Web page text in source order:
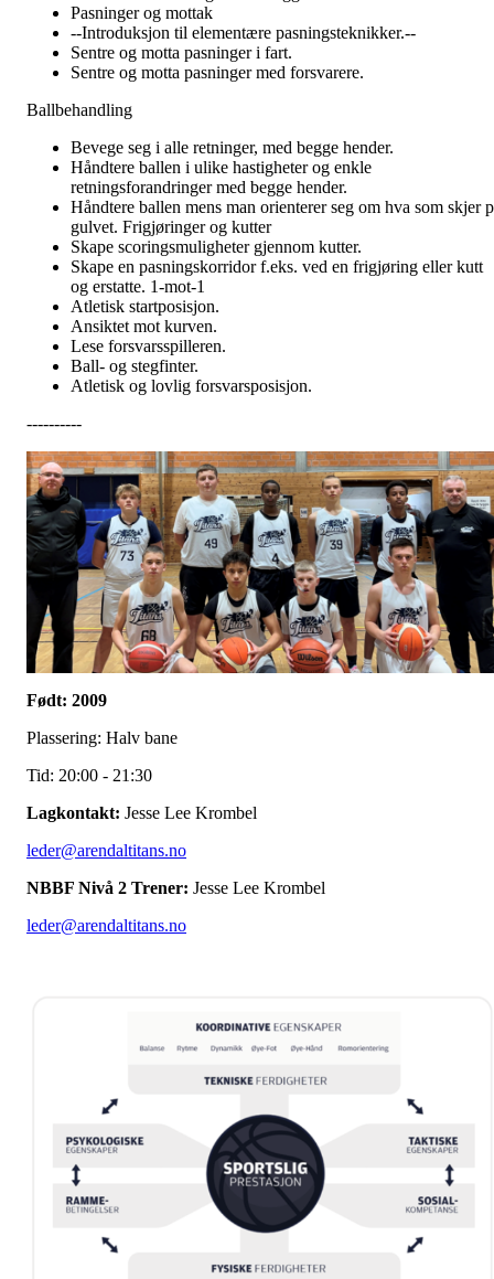
Pasninger og mottak
--Introduksjon til elementære pasningsteknikker.--
Sentre og motta pasninger i fart.
Sentre og motta pasninger med forsvarere.
Ballbehandling
Bevege seg i alle retninger, med begge hender.
Håndtere ballen i ulike hastigheter og enkle
retningsforandringer med begge hender.
Håndtere ballen mens man orienterer seg om hva som skjer
gulvet. Frigjøringer og kutter
Skape scoringsmuligheter gjennom kutter.
Skape en pasningskorridor f.eks. ved en frigjøring eller kutt
og erstatte. 1-mot-1
Atletisk startposisjon.
Ansiktet mot kurven.
Lese forsvarsspilleren.
Ball- og stegfinter.
Atletisk og lovlig forsvarsposisjon.
----------
Født: 2009
Plassering: Halv bane
Tid: 20:00 - 21:30
Lagkontakt: Jesse Lee Krombel
leder@arendaltitans.no
NBBF Nivå 2 Trener: Jesse Lee Krombel
leder@arendaltitans.no